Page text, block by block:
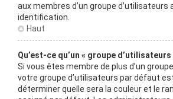
aux membres d’un groupe d’utilisateurs
identification.
Haut
Qu’est-ce qu’un « groupe
Si vous êtes membre de plus d’un
votre groupe d’utilisateurs par défaut
déterminer quelle sera la couleur et le